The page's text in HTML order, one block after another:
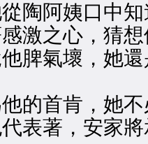
阿姨口中知
激之心，猜
脾氣壞，她
首肯，她不
表著，安家